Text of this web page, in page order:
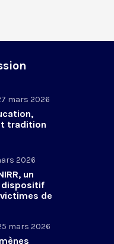
mars 2026
tradition
2026
un
dispositif
de
mars 2026